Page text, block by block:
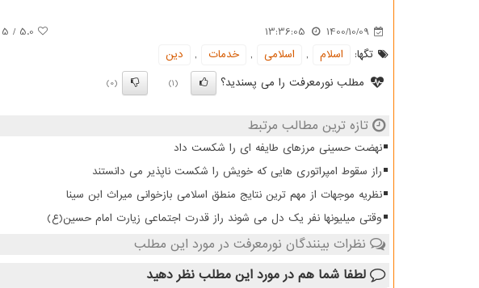
1400/10/09
13:36:05
5.0
/
5
تگها:
اسلام , اسلامی , خدمات ,
دین
مطلب نورمعرفت را می پسندید؟
(1)
(0)
تازه ترین مطالب مرتبط
نهضت حسینی مرزهای طایفه ای را شکست داد
راز سقوط امپراتوری هایی که خویش را شکست ناپذیر می دانستند
نظریه موجهات از مهم ترین نتایج منطق اسلامی بازخوانی میراث ابن سینا
وقتی میلیونها نفر یک دل می شوند راز قدرت اجتماعی زیارت امام حسین(ع)
نظرات بینندگان نورمعرفت در مورد این مطلب
لطفا شما هم در مورد این مطلب نظر دهید